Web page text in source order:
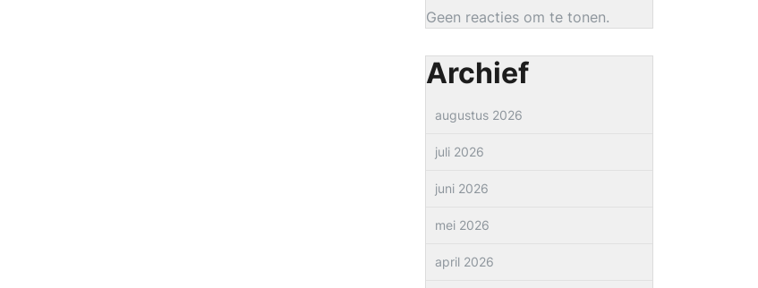
Geen reacties om te tonen.
Archief
augustus 2026
juli 2026
juni 2026
mei 2026
april 2026